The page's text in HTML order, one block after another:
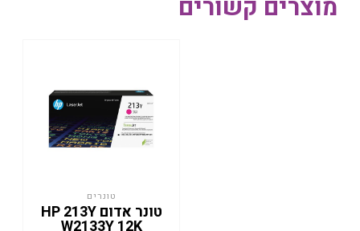
מוצרים קשורים
טונרים
טונר אדום HP 213Y
W2133Y 12K